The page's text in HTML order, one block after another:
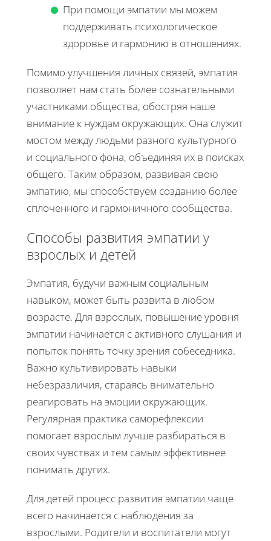
При помощи эмпатии мы можем
поддерживать психологическое
здоровье и гармонию в отношениях.
Помимо улучшения личных связей, эмпатия
позволяет нам стать более сознательными
участниками общества, обостряя наше
внимание к нуждам окружающих. Она служит
мостом между людьми разного культурного
и социального фона, объединяя их в поисках
общего. Таким образом, развивая свою
эмпатию, мы способствуем созданию более
сплоченного и гармоничного сообщества.
Способы развития эмпатии у
взрослых и детей
Эмпатия, будучи важным социальным
навыком, может быть развита в любом
возрасте. Для взрослых, повышение уровня
эмпатии начинается с активного слушания и
попыток понять точку зрения собеседника.
Важно культивировать навыки
небезразличия, стараясь внимательно
реагировать на эмоции окружающих.
Регулярная практика саморефлексии
помогает взрослым лучше разбираться в
своих чувствах и тем самым эффективнее
понимать других.
Для детей процесс развития эмпатии чаще
всего начинается с наблюдения за
взрослыми. Родители и воспитатели могут